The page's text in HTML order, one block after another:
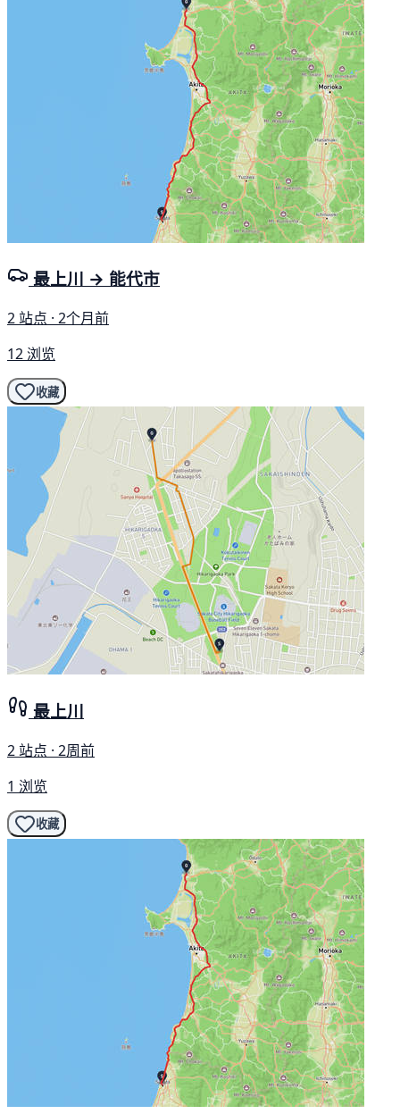
最上川 → 能代市
2 站点 · 2个月前
12 浏览
收藏
最上川
2 站点 · 2周前
1 浏览
收藏